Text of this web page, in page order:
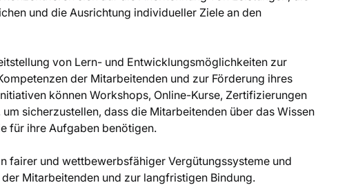
und die Ausrichtung individueller Ziele an den
von Lern- und Entwicklungsmöglichkeiten zur
der Mitarbeitenden und zur Förderung ihres
können Workshops, Online-Kurse, Zertifizierungen
sicherzustellen, dass die Mitarbeitenden über das Wissen
für ihre Aufgaben benötigen.
fairer und wettbewerbsfähiger Vergütungssysteme und
Mitarbeitenden und zur langfristigen Bindung.